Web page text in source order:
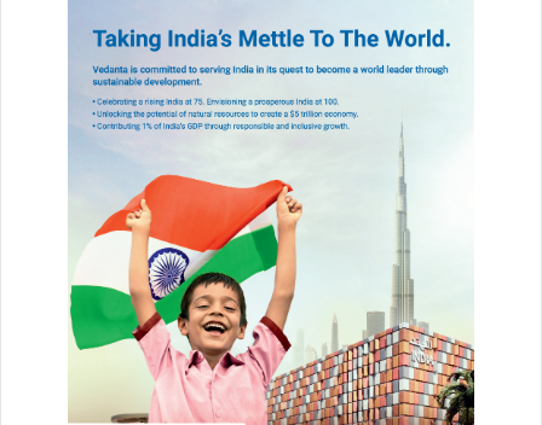
1 week ago